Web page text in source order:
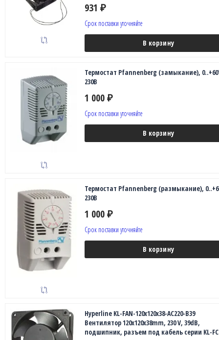
931 ₽
Срок поставки уточняйте
В корзину
Термостат Pfannenberg (замыкание),
230В
1 000 ₽
Срок поставки уточняйте
В корзину
Термостат Pfannenberg (размыкание),
230В
1 000 ₽
Срок поставки уточняйте
В корзину
Hyperline KL-FAN-120x120x38-AC220-B39
Вентилятор 120x120x38mm, 230 V, 39dB,
подшипник, разъем под кабель серии KL-